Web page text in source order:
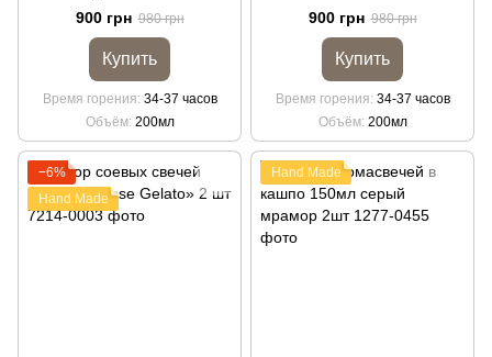
900 грн 980 грн
Купить
Время горения 34-37 часов
Объём 200мл
Absinthe» 2 шт
900 грн 980 грн
Купить
Время горения 34-37 часов
Объём 200мл
−6%
Hand Made
Hand Made